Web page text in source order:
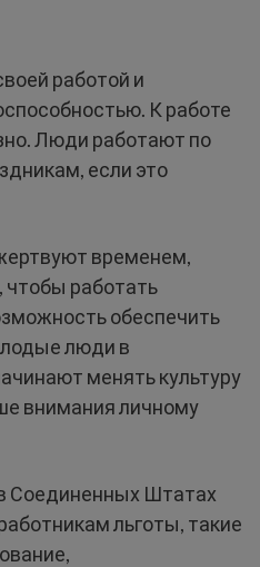
работой и
К работе
Люди работают по
если это
временем,
работать
обеспечить
люди в
менять культуру
внимания личному
Соединенных Штатах
льготы, такие